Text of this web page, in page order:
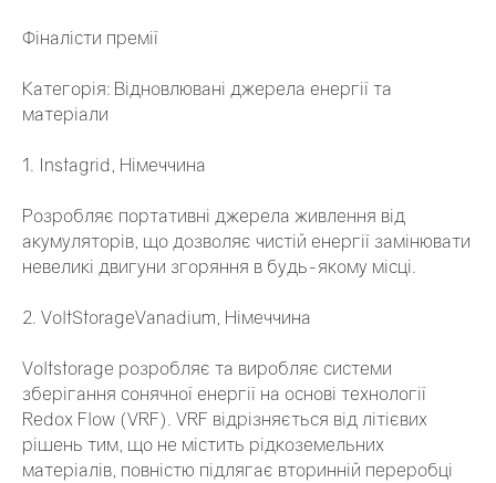
Фіналісти премії
Категорія: Відновлювані джерела енергії та
матеріали
1. Instagrid, Німеччина
Розробляє портативні джерела живлення від
акумуляторів, що дозволяє чистій енергії замінювати
невеликі двигуни згоряння в будь-якому місці.
2. VoltStorageVanadium, Німеччина
Voltstorage розробляє та виробляє системи
зберігання сонячної енергії на основі технології
Redox Flow (VRF). VRF відрізняється від літієвих
рішень тим, що не містить рідкоземельних
матеріалів, повністю підлягає вторинній переробці